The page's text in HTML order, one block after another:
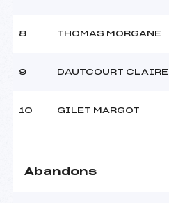
8 THOMAS MORGANE
9 DAUTCOURT CLAIRE
10 GILET MARGOT
Abandons